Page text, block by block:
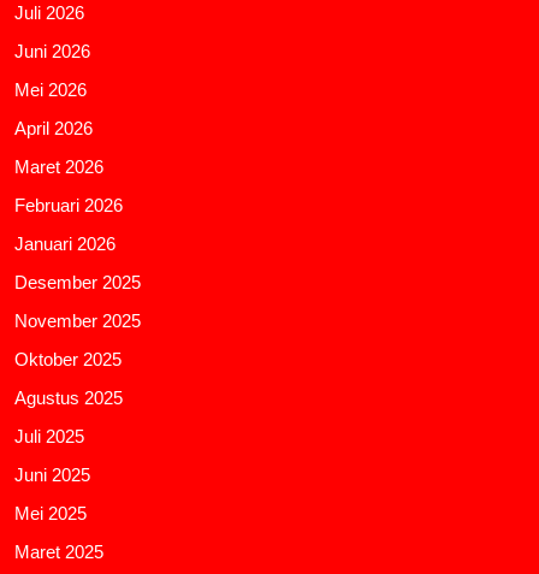
Juli 2026
Juni 2026
Mei 2026
April 2026
Maret 2026
Februari 2026
Januari 2026
Desember 2025
November 2025
Oktober 2025
Agustus 2025
Juli 2025
Juni 2025
Mei 2025
Maret 2025